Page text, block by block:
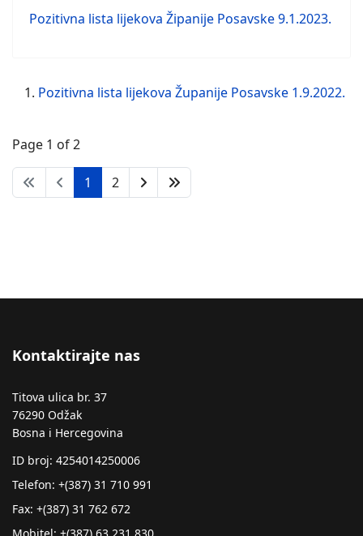
Pozitivna lista lijekova Žipanije Posavske 9.1.2023.
Pozitivna lista lijekova Županije Posavske 1.9.2022.
Page 1 of 2
1 2
Kontaktirajte nas
Titova ulica br. 37
76290 Odžak
Bosna i Hercegovina
ID broj: 4254014250006
Telefon: +(387) 31 710 991
Fax: +(387) 31 762 672